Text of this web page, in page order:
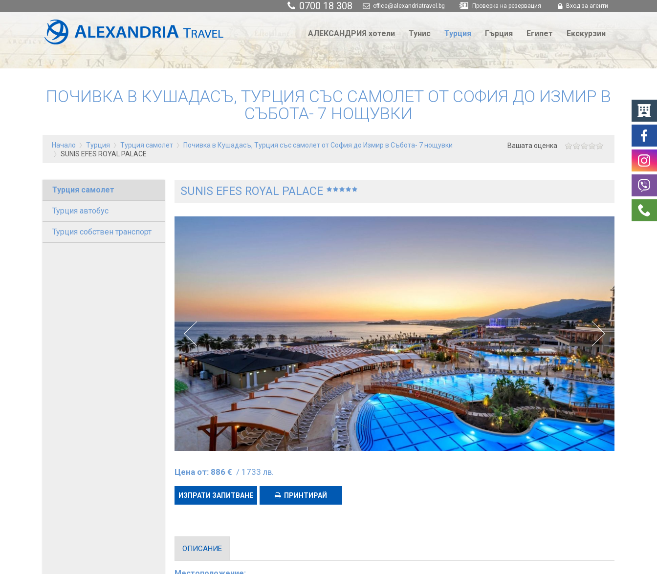
0700 18 308 office@alexandriatravel.bg Проверка на резервация Вход за агенти
АЛЕКСАНДРИЯ хотели Тунис Турция Гърция Египет Екскурзии
ПОЧИВКА В КУШАДАСЪ, ТУРЦИЯ СЪС САМОЛЕТ ОТ СОФИЯ ДО ИЗМИР В
СЪБОТА- 7 НОЩУВКИ
Начало Турция Турция самолет
Почивка в Кушадасъ, Турция със самолет от София до Измир в Събота- 7 нощувки
SUNIS EFES ROYAL PALACE
Вашата оценка
Турция самолет
Турция автобус
Турция собствен транспорт
SUNIS EFES ROYAL PALACE
Цена от: 886 € / 1733 лв.
ИЗПРАТИ ЗАПИТВАНЕ ПРИНТИРАЙ
ОПИСАНИЕ